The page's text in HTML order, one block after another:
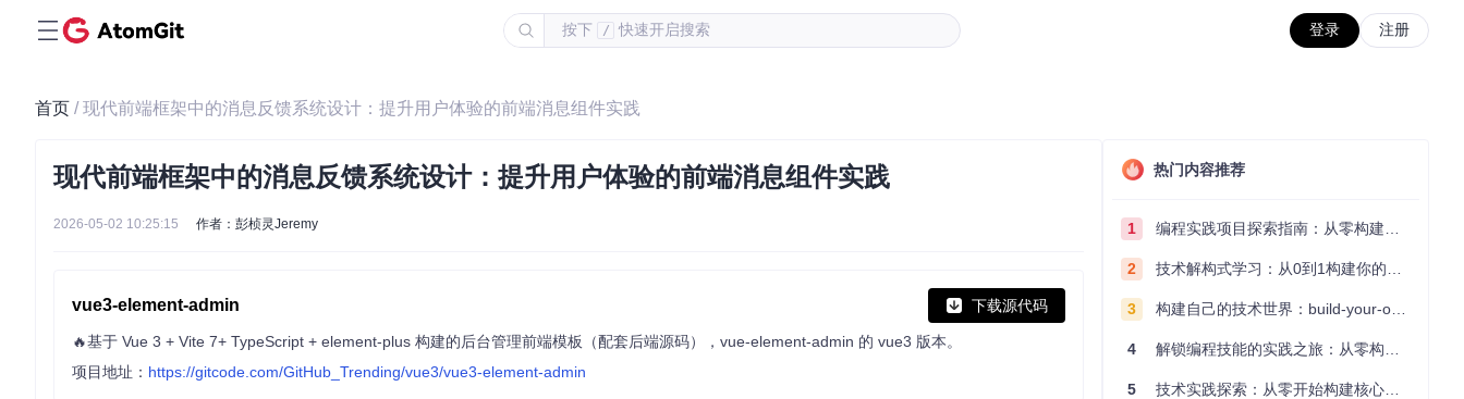
按下 / 快速开启搜索 登录 注册
首页 / 现代前端框架中的消息反馈系统设计：提升用户体验的前端消息组件实践
现代前端框架中的消息反馈系统设计：提升用户体验的前端消息组件实践
2026-05-02 10:25:15 作者：彭桢灵Jeremy
vue3-element-admin 下载源代码
🔥基于 Vue 3 + Vite 7+ TypeScript + element-plus 构建的后台管理前端模板（配套后端源码），vue-element-admin 的 vue3 版本。
项目地址： https://gitcode.com/GitHub_Trending/vue3/vue3-element-admin
热门内容推荐
1 编程实践项目探索指南：从零构建技术能力体系
2 技术解构式学习：从0到1构建你的编程知识体系
3 构建自己的技术世界：build-your-own-x项目的实践探索指南
4 解锁编程技能的实践之旅：从零构建你的技术世界
5 技术实践探索：从零开始构建核心系统的实践指南